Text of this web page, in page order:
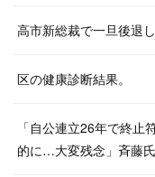
高市新総裁で一旦後退
区の健康診断結果。
「自公連立26年で終
的に…大変残念」斉藤